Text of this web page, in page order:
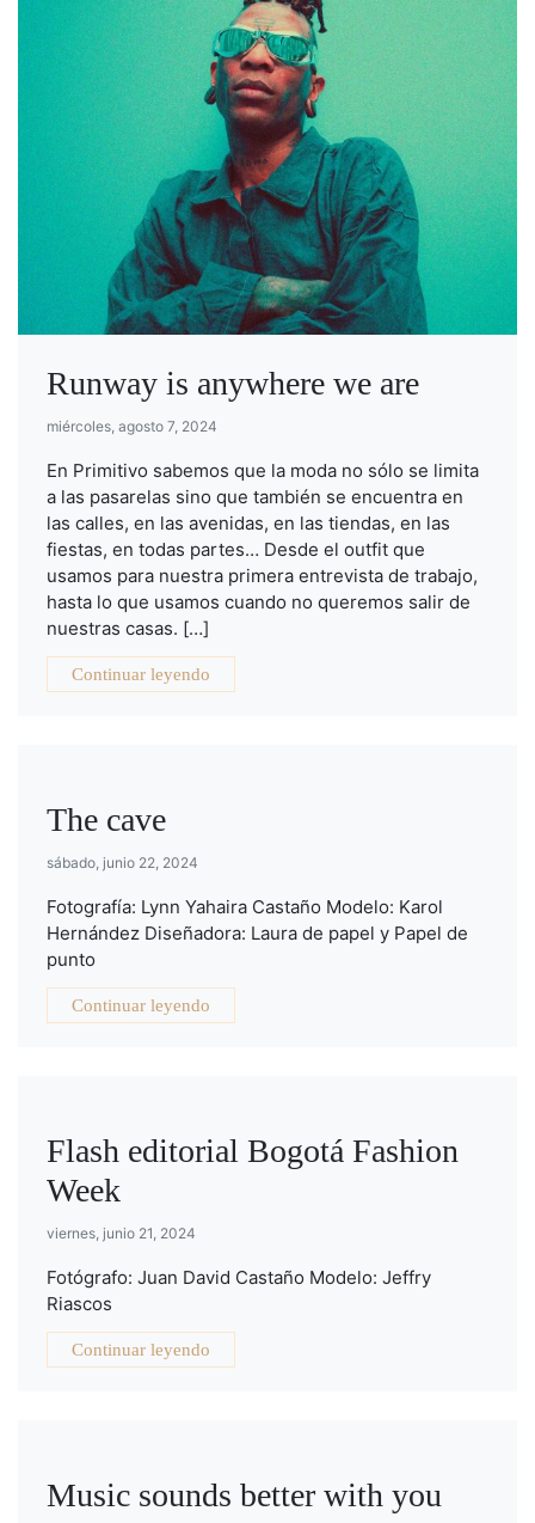
Runway is anywhere we are
miércoles, agosto 7, 2024
En Primitivo sabemos que la moda no sólo se limita
a las pasarelas sino que también se encuentra en
las calles, en las avenidas, en las tiendas, en las
fiestas, en todas partes… Desde el outfit que
usamos para nuestra primera entrevista de trabajo,
hasta lo que usamos cuando no queremos salir de
nuestras casas. […]
Continuar leyendo
The cave
sábado, junio 22, 2024
Fotografía: Lynn Yahaira Castaño Modelo: Karol
Hernández Diseñadora: Laura de papel y Papel de
punto
Continuar leyendo
Flash editorial Bogotá Fashion
Week
viernes, junio 21, 2024
Fotógrafo: Juan David Castaño Modelo: Jeffry
Riascos
Continuar leyendo
Music sounds better with you